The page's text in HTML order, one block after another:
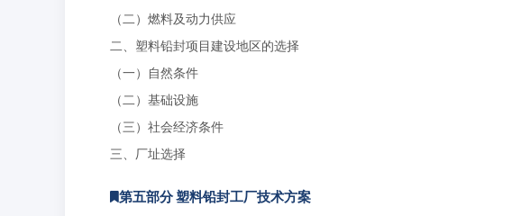
（二）燃料及动力供应
二、塑料铅封项目建设地区的选择
（一）自然条件
（二）基础设施
（三）社会经济条件
三、厂址选择
第五部分 塑料铅封工厂技术方案